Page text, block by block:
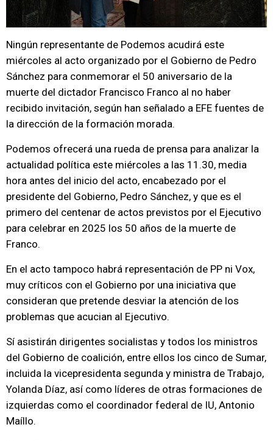
Ningún representante de Podemos acudirá este
miércoles al acto organizado por el Gobierno de Pedro
Sánchez para conmemorar el 50 aniversario de la
muerte del dictador Francisco Franco al no haber
recibido invitación, según han señalado a EFE fuentes de
la dirección de la formación morada.
Podemos ofrecerá una rueda de prensa para analizar la
actualidad política este miércoles a las 11.30, media
hora antes del inicio del acto, encabezado por el
presidente del Gobierno, Pedro Sánchez, y que es el
primero del centenar de actos previstos por el Ejecutivo
para celebrar en 2025 los 50 años de la muerte de
Franco.
En el acto tampoco habrá representación de PP ni Vox,
muy críticos con el Gobierno por una iniciativa que
consideran que pretende desviar la atención de los
problemas que acucian al Ejecutivo.
Sí asistirán dirigentes socialistas y todos los ministros
del Gobierno de coalición, entre ellos los cinco de Sumar,
incluida la vicepresidenta segunda y ministra de Trabajo,
Yolanda Díaz, así como líderes de otras formaciones de
izquierdas como el coordinador federal de IU, Antonio
Maíllo.